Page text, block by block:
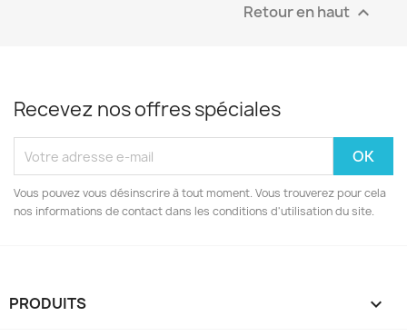
Retour en haut 
Recevez nos offres spéciales
Vous pouvez vous désinscrire à tout moment. Vous trouverez pour cela
nos informations de contact dans les conditions d'utilisation du site.
PRODUITS 